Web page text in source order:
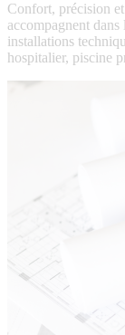
Confort, précision
accompagnent
installations
hospitalier, piscine